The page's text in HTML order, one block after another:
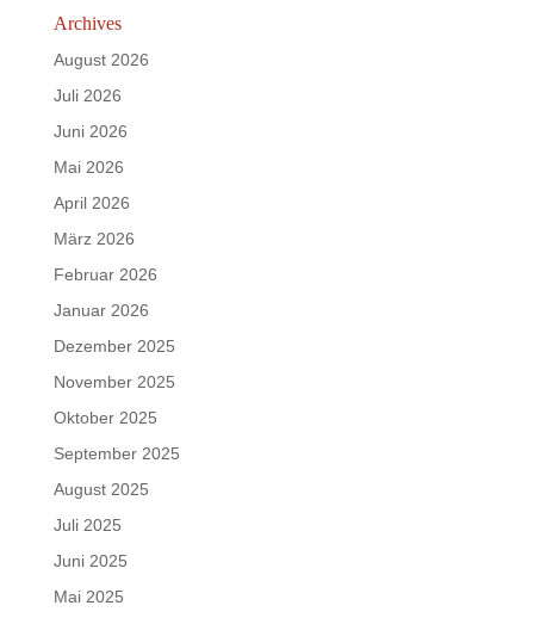
Archives
August 2026
Juli 2026
Juni 2026
Mai 2026
April 2026
März 2026
Februar 2026
Januar 2026
Dezember 2025
November 2025
Oktober 2025
September 2025
August 2025
Juli 2025
Juni 2025
Mai 2025